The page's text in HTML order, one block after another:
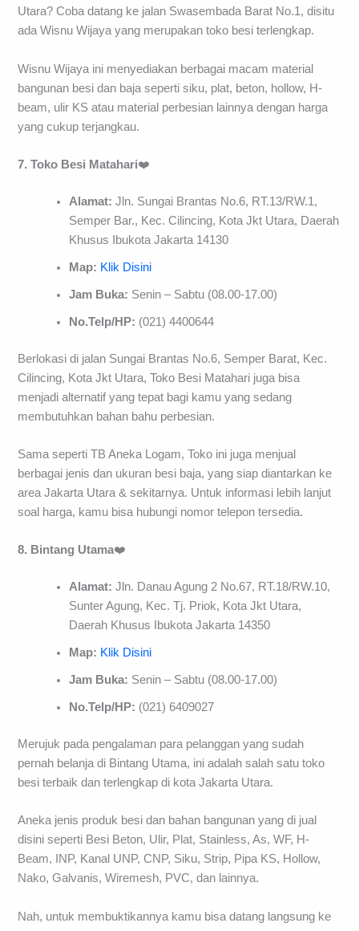
Utara? Coba datang ke jalan Swasembada Barat No.1, disitu
ada Wisnu Wijaya yang merupakan toko besi terlengkap.
Wisnu Wijaya ini menyediakan berbagai macam material
bangunan besi dan baja seperti siku, plat, beton, hollow, H-
beam, ulir KS atau material perbesian lainnya dengan harga
yang cukup terjangkau.
7. Toko Besi Matahari❤️
Alamat: Jln. Sungai Brantas No.6, RT.13/RW.1,
Semper Bar., Kec. Cilincing, Kota Jkt Utara, Daerah
Khusus Ibukota Jakarta 14130
Map: Klik Disini
Jam Buka: Senin – Sabtu (08.00-17.00)
No.Telp/HP: (021) 4400644
Berlokasi di jalan Sungai Brantas No.6, Semper Barat, Kec.
Cilincing, Kota Jkt Utara, Toko Besi Matahari juga bisa
menjadi alternatif yang tepat bagi kamu yang sedang
membutuhkan bahan bahu perbesian.
Sama seperti TB Aneka Logam, Toko ini juga menjual
berbagai jenis dan ukuran besi baja, yang siap diantarkan ke
area Jakarta Utara & sekitarnya. Untuk informasi lebih lanjut
soal harga, kamu bisa hubungi nomor telepon tersedia.
8. Bintang Utama❤️
Alamat: Jln. Danau Agung 2 No.67, RT.18/RW.10,
Sunter Agung, Kec. Tj. Priok, Kota Jkt Utara,
Daerah Khusus Ibukota Jakarta 14350
Map: Klik Disini
Jam Buka: Senin – Sabtu (08.00-17.00)
No.Telp/HP: (021) 6409027
Merujuk pada pengalaman para pelanggan yang sudah
pernah belanja di Bintang Utama, ini adalah salah satu toko
besi terbaik dan terlengkap di kota Jakarta Utara.
Aneka jenis produk besi dan bahan bangunan yang di jual
disini seperti Besi Beton, Ulir, Plat, Stainless, As, WF, H-
Beam, INP, Kanal UNP, CNP, Siku, Strip, Pipa KS, Hollow,
Nako, Galvanis, Wiremesh, PVC, dan lainnya.
Nah, untuk membuktikannya kamu bisa datang langsung ke